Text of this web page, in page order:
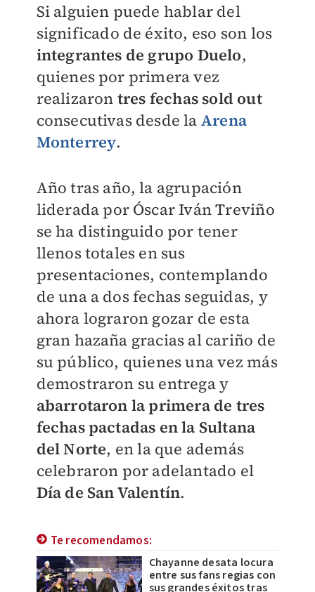
Si alguien puede hablar del
significado de éxito, eso son los
integrantes de grupo Duelo,
quienes por primera vez
realizaron tres fechas sold out
consecutivas desde la Arena
Monterrey.
Año tras año, la agrupación
liderada por Óscar Iván Treviño
se ha distinguido por tener
llenos totales en sus
presentaciones, contemplando
de una a dos fechas seguidas, y
ahora lograron gozar de esta
gran hazaña gracias al cariño de
su público, quienes una vez más
demostraron su entrega y
abarrotaron la primera de tres
fechas pactadas en la Sultana
del Norte, en la que además
celebraron por adelantado el
Día de San Valentín.
Te recomendamos:
Chayanne desata locura
entre sus fans regias con
sus grandes éxitos tras